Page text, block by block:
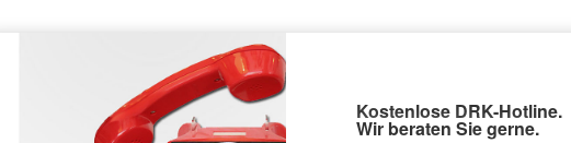
Kostenlose DRK-Hotline.
Wir beraten Sie gerne.